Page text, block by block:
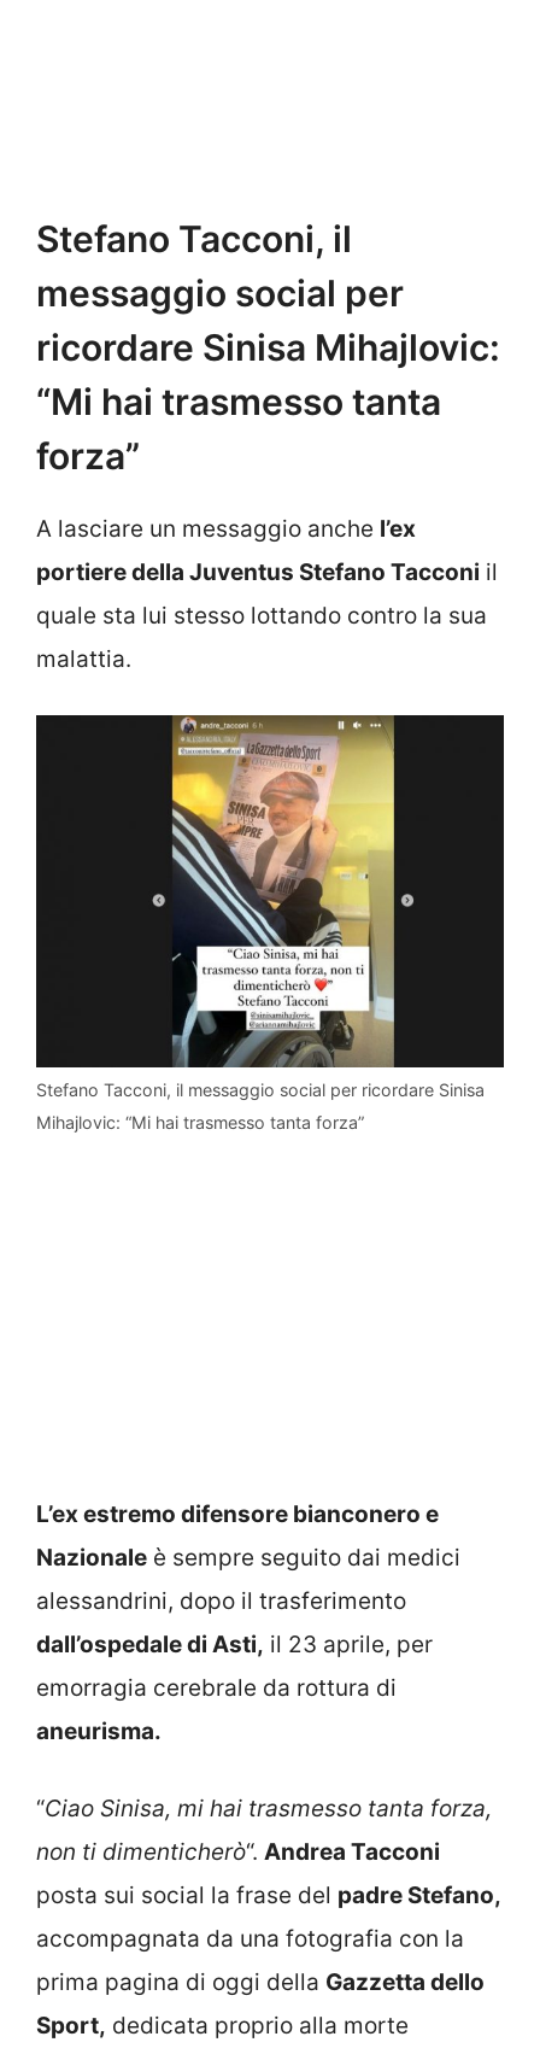
Stefano Tacconi, il
messaggio social per
ricordare Sinisa Mihajlovic:
“Mi hai trasmesso tanta
forza”
A lasciare un messaggio anche l’ex
portiere della Juventus Stefano Tacconi il
quale sta lui stesso lottando contro la sua
malattia.
Stefano Tacconi, il messaggio social per ricordare Sinisa
Mihajlovic: “Mi hai trasmesso tanta forza”
L’ex estremo difensore bianconero e
Nazionale è sempre seguito dai medici
alessandrini, dopo il trasferimento
dall’ospedale di Asti, il 23 aprile, per
emorragia cerebrale da rottura di
aneurisma.
“Ciao Sinisa, mi hai trasmesso tanta forza,
non ti dimenticherò“. Andrea Tacconi
posta sui social la frase del padre Stefano,
accompagnata da una fotografia con la
prima pagina di oggi della Gazzetta dello
Sport, dedicata proprio alla morte